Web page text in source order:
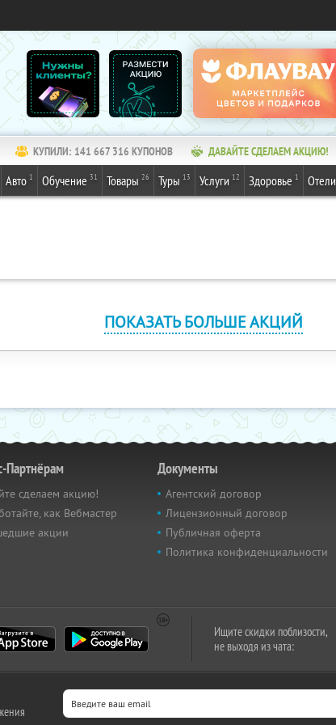
КУПИЛИ: 141 667 318 КУПОНОВ ДАВАЙТЕ СДЕЛАЕМ АКЦИЮ!
Авто 1 Обучение 31 Товары 26 Туры 13 Услуги 12 Здоровье 1 Отели
ПОКАЗАТЬ БОЛЬШЕ АКЦИЙ
Партнёрам
сделаем акцию!
как Вебмастер
акции
Документы
Агентский договор
Лицензионный договор
Публичная оферта
Политика конфиденциальности
Ищите скидки поблизости,
не выходя из чата: